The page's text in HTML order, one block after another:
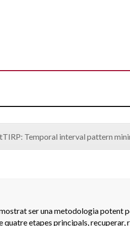
Temporal interval pattern
ser una metodologia potent
quatre etapes principals, recuperar,